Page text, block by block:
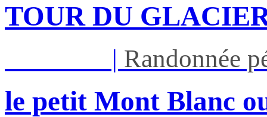
TOUR DU
| Randonnée
le petit Mont Blanc